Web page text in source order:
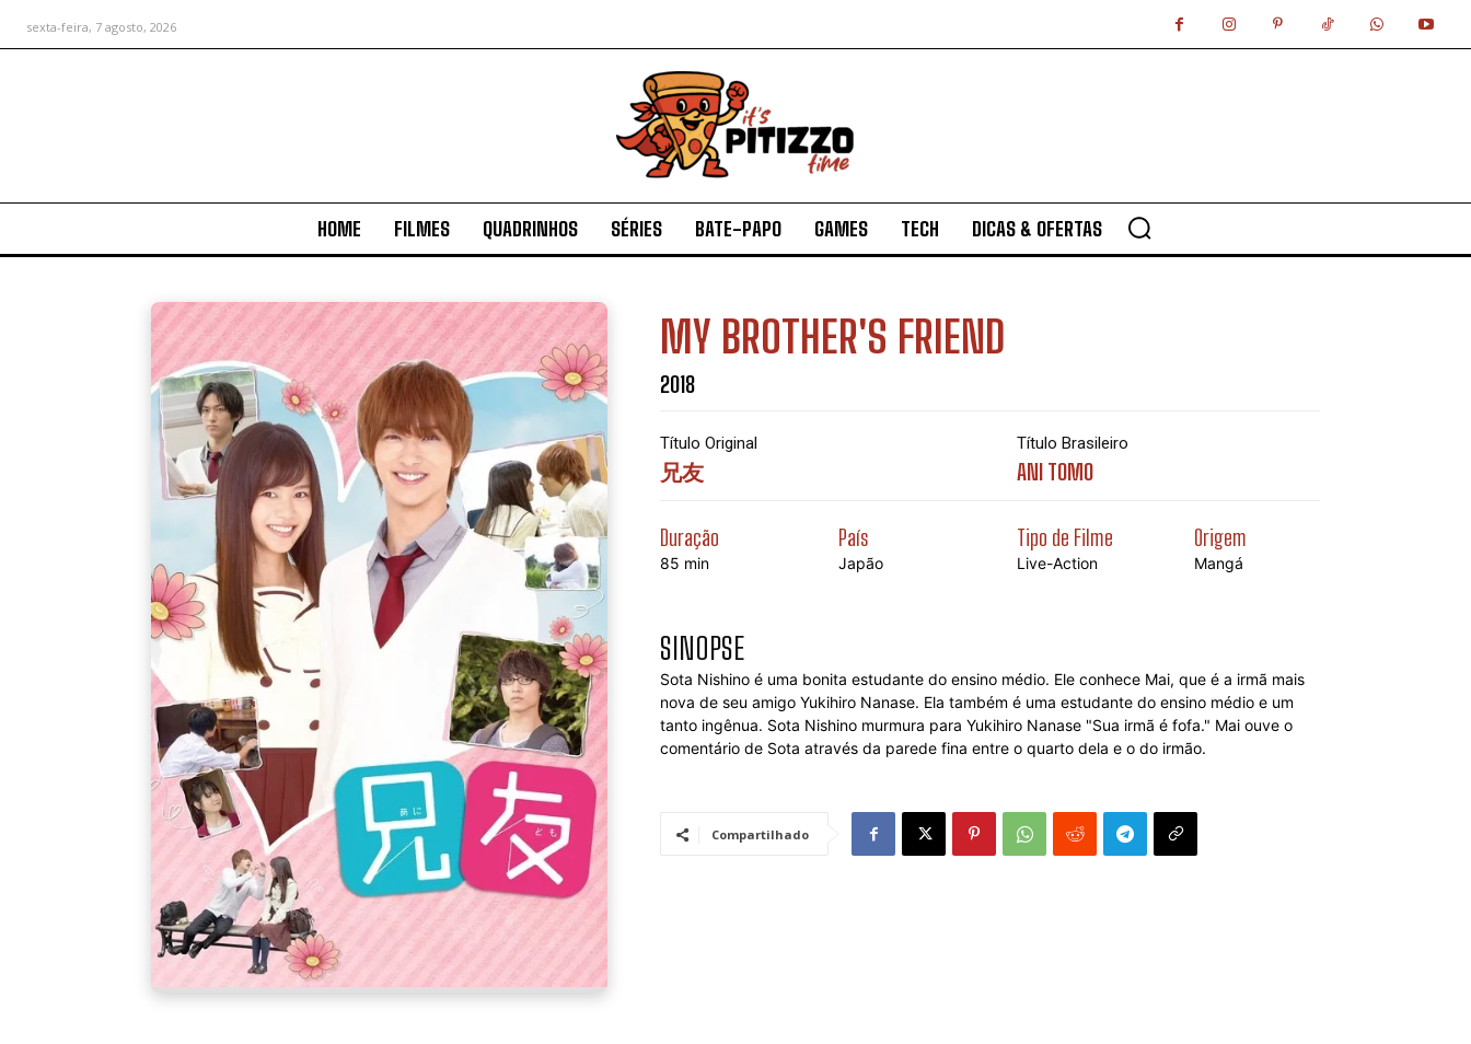
sexta-feira, 7 agosto, 2026
HOME FILMES QUADRINHOS SÉRIES BATE-PAPO GAMES TECH DICAS & OFERTAS
MY BROTHER'S FRIEND
2018
Título Original
兄友
Título Brasileiro
ANI TOMO
Duração
85 min
País
Japão
Tipo de Filme
Live-Action
Origem
Mangá
SINOPSE
Sota Nishino é uma bonita estudante do ensino médio. Ele conhece Mai, que é a irmã mais
nova de seu amigo Yukihiro Nanase. Ela também é uma estudante do ensino médio e um
tanto ingênua. Sota Nishino murmura para Yukihiro Nanase "Sua irmã é fofa." Mai ouve o
comentário de Sota através da parede fina entre o quarto dela e o do irmão.
Compartilhado